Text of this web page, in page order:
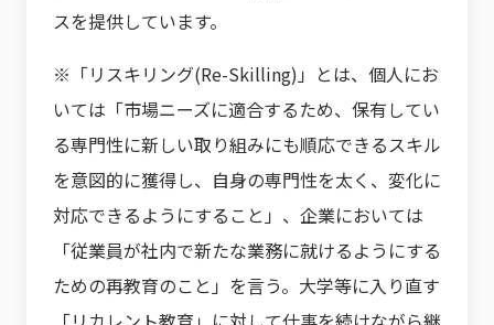
スを提供しています。
※「リスキリング(Re-Skilling)」とは、個人にお
いては「市場ニーズに適合するため、保有してい
る専門性に新しい取り組みにも順応できるスキル
を意図的に獲得し、自身の専門性を太く、変化に
対応できるようにすること」、企業においては
「従業員が社内で新たな業務に就けるようにする
ための再教育のこと」を言う。大学等に入り直す